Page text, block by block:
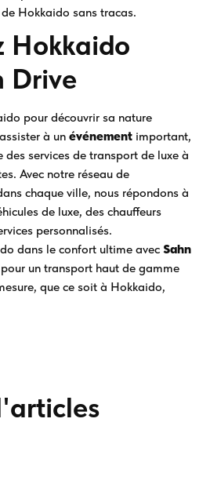
Hokkaido sans tracas.
Hokkaido
Drive
pour découvrir sa nature
à unévénement important,
des services de transport de luxe à
Avec notre réseau de
chaque ville, nous répondons à
de luxe, des chauffeurs
personnalisés.
dans le confort ultime avecSahn
un transport haut de gamme
que ce soit à Hokkaido,